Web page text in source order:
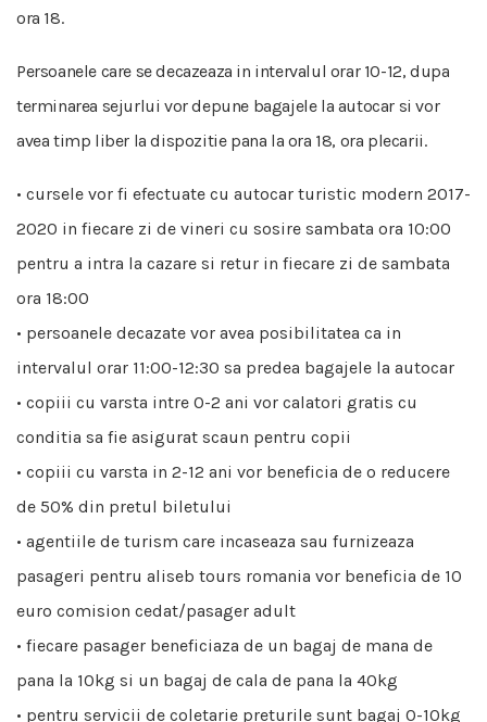
ora 18.
Persoanele care se decazeaza in intervalul orar 10-12, dupa
terminarea sejurlui vor depune bagajele la autocar si vor
avea timp liber la dispozitie pana la ora 18, ora plecarii.
• cursele vor fi efectuate cu autocar turistic modern 2017-
2020 in fiecare zi de vineri cu sosire sambata ora 10:00
pentru a intra la cazare si retur in fiecare zi de sambata
ora 18:00
• persoanele decazate vor avea posibilitatea ca in
intervalul orar 11:00-12:30 sa predea bagajele la autocar
• copiii cu varsta intre 0-2 ani vor calatori gratis cu
conditia sa fie asigurat scaun pentru copii
• copiii cu varsta in 2-12 ani vor beneficia de o reducere
de 50% din pretul biletului
• agentiile de turism care incaseaza sau furnizeaza
pasageri pentru aliseb tours romania vor beneficia de 10
euro comision cedat/pasager adult
• fiecare pasager beneficiaza de un bagaj de mana de
pana la 10kg si un bagaj de cala de pana la 40kg
• pentru servicii de coletarie preturile sunt bagaj 0-10kg